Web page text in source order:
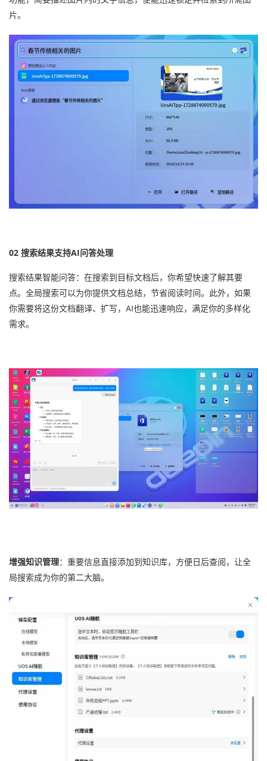
片。
02 搜索结果支持AI问答处理
搜索结果智能问答：在搜索到目标文档后，你希望快速了解其要
点。全局搜索可以为你提供文档总结，节省阅读时间。此外，如果
你需要将这份文档翻译、扩写，AI也能迅速响应，满足你的多样化
需求。
增强知识管理：重要信息直接添加到知识库，方便日后查阅，让全
局搜索成为你的第二大脑。